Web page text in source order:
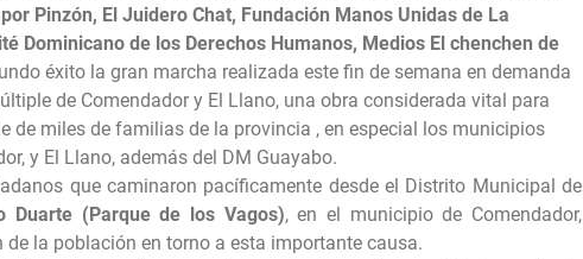
Pinzón, El Juidero Chat, Fundación Manos Unidas de La
Dominicano de los Derechos Humanos, Medios El chenchen de
éxito la gran marcha realizada este fin de semana en demanda
de Comendador y El Llano, una obra considerada vital para
de miles de familias de la provincia , en especial los municipios
y El Llano, además del DM Guayabo.
que caminaron pacíficamente desde el Distrito Municipal de
Duarte (Parque de los Vagos), en el municipio de Comendador,
la población en torno a esta importante causa.